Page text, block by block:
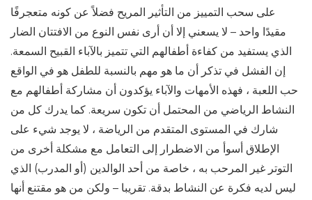
على سحب التمييز من التأثير المريح فضلاً عن كونه متعجرفًا
مقيدًا واحد – لا يسعني إلا أن أرى نفس النوع من الافتتان الضار
الذي يستفيد من كفاءة أطفالهم التي تتميز بالآباء القبيح السمعة.
إن الفشل في تذكر أن ما هو مهم بالنسبة للطفل هو في الواقع
حب اللعبة ، فهذه الأمهات والآباء يؤكدون أن مشاركة أطفالهم مع
النشاط الرياضي من المحتمل أن تكون سريعة. كما يدرك كل من
شارك في المستوى المتقدم من الرياضة ، لا يوجد شيء على
الإطلاق أسوأ من الاضطرار إلى التعامل مع مشكلة أخرى من
التوتر غير المرحب به ، خاصة من أحد الوالدين (أو المدرب) الذي
ليس لديه فكرة عن النشاط بدقة. تقريبا – ولكن من هو مقتنع أنها